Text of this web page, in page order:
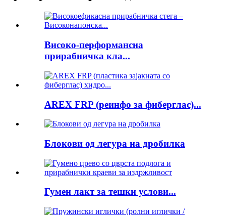
Високо-перформансна
прирабничка кла...
AREX FRP (реинфо за фиберглас)...
Блокови од легура на дробилка
Гумен лакт за тешки услови...